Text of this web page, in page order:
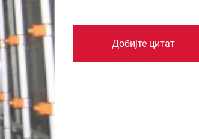
Добијте цитат